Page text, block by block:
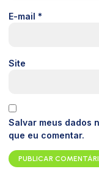
E-mail *
Site
Salvar meus dados
que eu comentar.